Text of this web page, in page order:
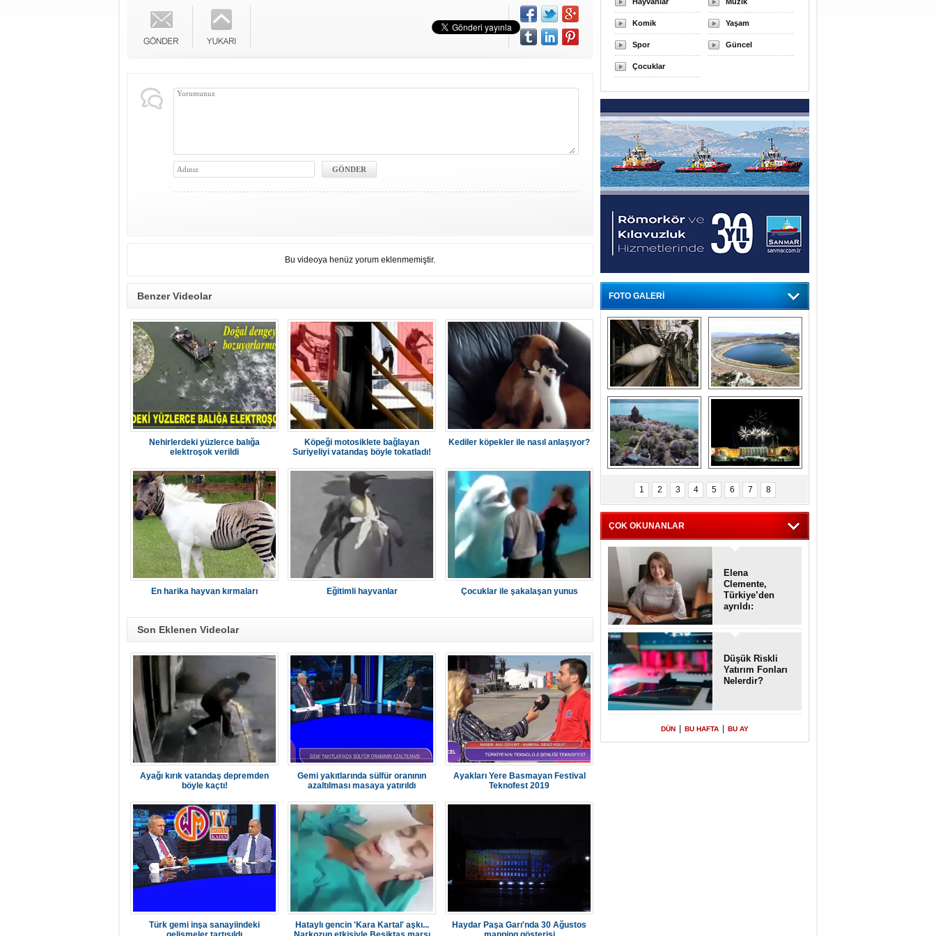
Bu videoya henüz yorum eklenmemiştir.
Benzer Videolar
Nehirlerdeki yüzlerce balığa
elektroşok verildi
Köpeği motosiklete bağlayan
Suriyeliyi vatandaş böyle tokatladı!
Kediler köpekler ile nasıl anlaşıyor?
En harika hayvan kırmaları Eğitimli hayvanlar Çocuklar ile şakalaşan yunus
Son Eklenen Videolar
Ayağı kırık vatandaş depremden
böyle kaçtı!
Gemi yakıtlarında sülfür oranının
azaltılması masaya yatırıldı
Ayakları Yere Basmayan Festival
Teknofest 2019
Türk gemi inşa sanayiindeki
Hataylı gencin 'Kara Kartal' aşkı...
Haydar Paşa Garı'nda 30 Ağustos
Komik Yaşam
Spor Güncel
Çocuklar
FOTO GALERİ
Askeri gemi
mezarlığındaki terk
edilmiş gemilerin
etkileyici
görüntüleri
Kapadokya'nın
ilkbaharda bir başka
güzel
Ziyaretçisiz kalan
Akdamar Adası
badem çiçekleri ile
görsel bir güzellik
Haftanın
fotoğrafları
1 2 3 4 5 6 7 8
ÇOK OKUNANLAR
Elena
Clemente,
Türkiye’den
ayrıldı:
Enkaz!
Düşük Riskli
Yatırım Fonları
Nelerdir?
DÜN BU HAFTA BU AY